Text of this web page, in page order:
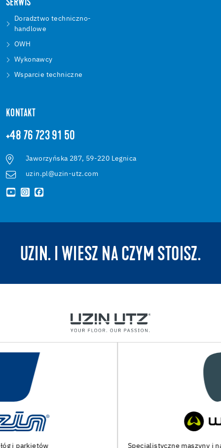
SERWIS
Doradztwo techniczno-
handlowe
OWH
Wykonawcy
Wsparcie techniczne
KONTAKT
+48 76 723 91 50
Jaworzyńska 287, 59-220 Legnica
uzin.pl@uzin-utz.com
UZIN. I WIESZ NA CZYM STOISZ.
Specjalistyczne maszyny i narzędzia do przygotowania